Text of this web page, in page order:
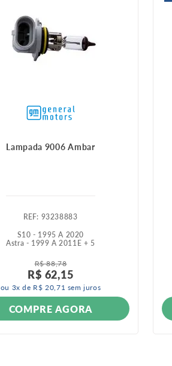
Lampada 9006 Ambar
: 93238883
S10 - 1995 A 2020
Astra - 1999 A 2011 E + 5
R$ 88,78
R$ 62,15
ou 3x de R$ 20,71 sem juros
COMPRE AGORA